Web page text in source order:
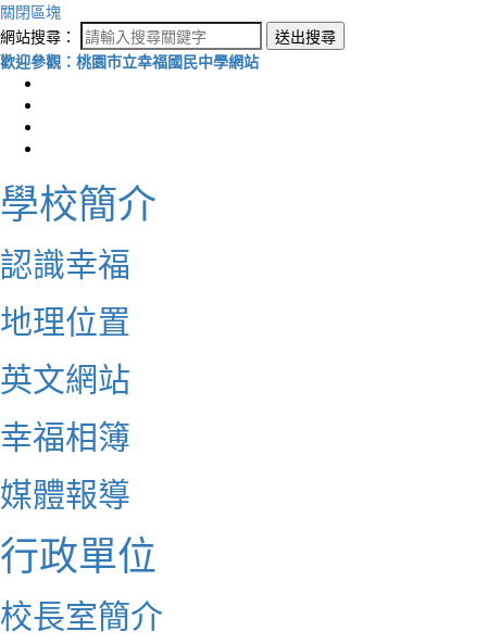
關閉區塊
網站搜尋：
送出搜尋
歡迎參觀：桃園市立幸福國民中學網站
學校簡介
認識幸福
地理位置
英文網站
幸福相簿
媒體報導
行政單位
校長室簡介